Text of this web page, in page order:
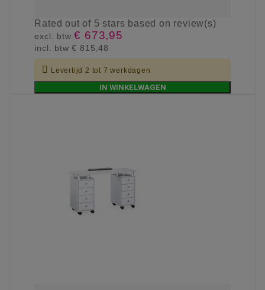
Ratedout of 5 stars based on review(s)
excl. btw€ 673,95
incl. btw€ 815,48
 Levertijd 2 tot 7 werkdagen
IN WINKELWAGEN